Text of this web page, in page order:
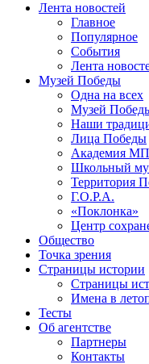
Лента новостей
Главное
Популярное
События
Лента
Музей Победы
Одна на всех
Музей
Наши
Лица Победы
Академия МП
Школьный
Территория
Г.О.Р.А.
«Поклонка»
Центр
Общество
Точка зрения
Страницы истории
Страницы
Имена в
Тесты
Об агентстве
Партнеры
Контакты